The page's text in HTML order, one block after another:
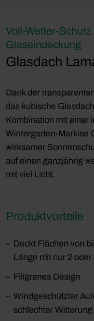
Voll-Wetter-
Glaseindeckung
Glasdach
Dank der
das kubische
Kombination mit einer
Wintergarten-Markise
wirksamer
auf einen ganzjährig
mit viel Licht.
Produktvorteile
Deckt Flächen von
Länge mit nur 2
Filigranes Design
Windgeschützter
schlechter Witterung